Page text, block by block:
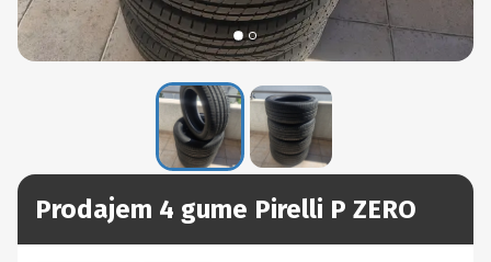
Prodajem 4 gume Pirelli P ZERO